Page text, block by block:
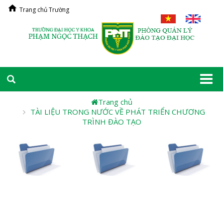
Trang chủ Trường
Trang chủ
TÀI LIỆU TRONG NƯỚC VỀ PHÁT TRIỂN CHƯƠNG
TRÌNH ĐÀO TẠO